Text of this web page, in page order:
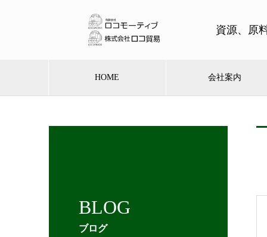
資源、原
HOME 会社案内
BLOG
ブログ